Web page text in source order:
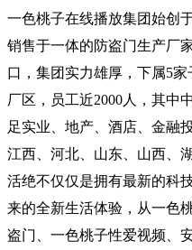
一色桃子在线播放集团始创
销售于一体的防盗门生产厂
口，集团实力雄厚，下属5
厂区，员工近2000人，其中
足实业、地产、酒店、金融
江西、河北、山东、山西、
活绝不仅仅是拥有最新的科
来的全新生活体验，从一色
盗门、一色桃子性爱视频、